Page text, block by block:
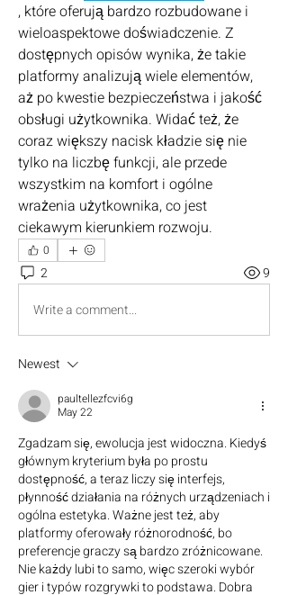
, które oferują bardzo rozbudowane i
wieloaspektowe doświadczenie. Z
dostępnych opisów wynika, że takie
platformy analizują wiele elementów,
aż po kwestie bezpieczeństwa i jakość
obsługi użytkownika. Widać też, że
coraz większy nacisk kładzie się nie
tylko na liczbę funkcji, ale przede
wszystkim na komfort i ogólne
wrażenia użytkownika, co jest
ciekawym kierunkiem rozwoju.
0
2
9
Write a comment...
Newest
paultellezfcvi6g
May 22
Zgadzam się, ewolucja jest widoczna. Kiedyś
głównym kryterium była po prostu
dostępność, a teraz liczy się interfejs,
płynność działania na różnych urządzeniach i
ogólna estetyka. Ważne jest też, aby
platformy oferowały różnorodność, bo
preferencje graczy są bardzo zróżnicowane.
Nie każdy lubi to samo, więc szeroki wybór
gier i typów rozgrywki to podstawa. Dobra